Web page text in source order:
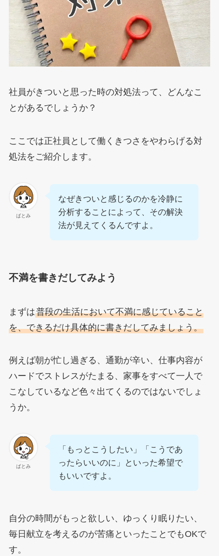
社員がきついと思った時の対処法って、どんなこ
とがあるでしょうか？
ここでは正社員として働くきつさをやわらげる対
処法をご紹介します。
ぱとみ
なぜきついと感じるのかを冷静に
分析することによって、その解決
法が見えてくるんですよ。
不満を書きだしてみよう
まずは普段の生活において不満に感じていること
を、できるだけ具体的に書きだしてみましょう。
例えば朝が忙し過ぎる、通勤が辛い、仕事内容が
ハードでストレスがたまる、家事をすべて一人で
こなしているなど色々出てくるのではないでしょ
うか。
ぱとみ
「もっとこうしたい」「こうであ
ったらいいのに」といった希望で
もいいですよ。
自分の時間がもっと欲しい、ゆっくり眠りたい、
毎日献立を考えるのが苦痛といったことでもOKで
す。